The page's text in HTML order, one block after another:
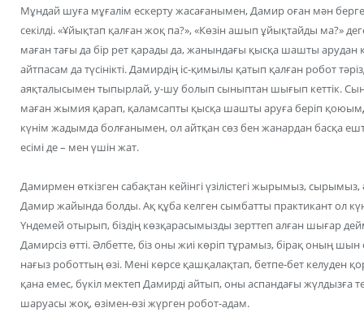
Мұндай шуға мұғалім ескерту жасағанымен, Дамир оған мән
секілді. «Ұйықтап қалған жоқ па?», «Көзін ашып ұйықтайды ма?»
маған тағы да бір рет қарады да, жанындағы қысқа шашты арудан
айтпасам да түсінікті. Дамирдің іс-қимылы қатып қалған робот
аяқталысымен тыпырлай, у-шу болып сыныптан шығып кеттік.
маған жымия қарап, қаламсапты қысқа шашты аруға беріп
күнім жадымда болғанымен, ол айтқан сөз бен жанардан басқа
есімі де – мен үшін жат.
Дамирмен өткізген сабақтан кейінгі үзілістегі жырымыз,
Дамир жайында болды. Ақ құба келген сымбатты практикант ол
Үндемей отырып, біздің көзқарасымызды зерттеп алған шығар
Дамирсіз өтті. Әлбетте, біз оны жиі көріп тұрамыз, бірақ оның шын
нағыз роботтың өзі. Мені көрсе қашқалақтап, бетпе-бет келуден
қана емес, бүкіл мектеп Дамирді айтып, оны аспандағы жүлдызға
шаруасы жоқ, өзімен-өзі жүрген робот-адам.